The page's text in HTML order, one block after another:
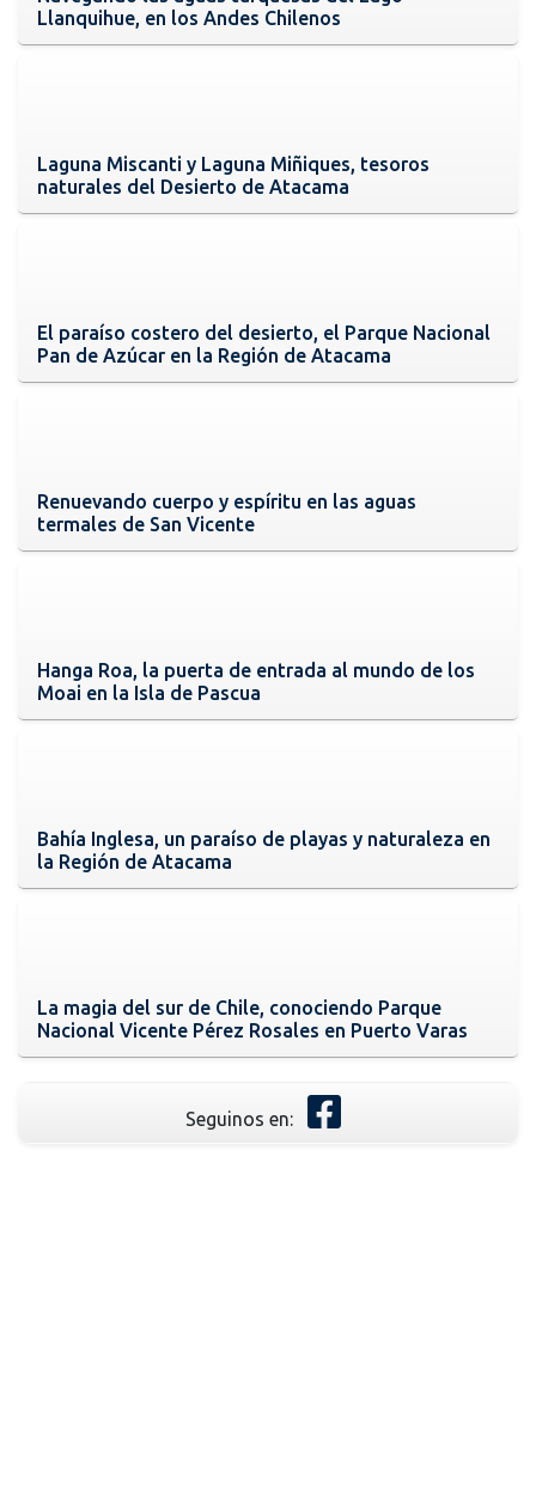
Llanquihue, en los Andes Chilenos
Laguna Miscanti y Laguna Miñiques, tesoros
naturales del Desierto de Atacama
El paraíso costero del desierto, el Parque Nacional
Pan de Azúcar en la Región de Atacama
Renuevando cuerpo y espíritu en las aguas
termales de San Vicente
Hanga Roa, la puerta de entrada al mundo de los
Moai en la Isla de Pascua
Bahía Inglesa, un paraíso de playas y naturaleza en
la Región de Atacama
La magia del sur de Chile, conociendo Parque
Nacional Vicente Pérez Rosales en Puerto Varas
Seguinos en: